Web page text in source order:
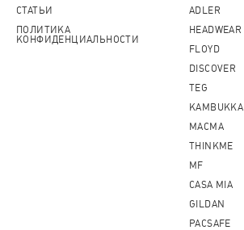
СТАТЬИ
ПОЛИТИКА
КОНФИДЕНЦИАЛЬНОСТИ
ADLER
HEADWEAR
FLOYD
DISCOVER
TEG
KAMBUKKA
MACMA
THINKME
MF
CASA MIA
GILDAN
PACSAFE